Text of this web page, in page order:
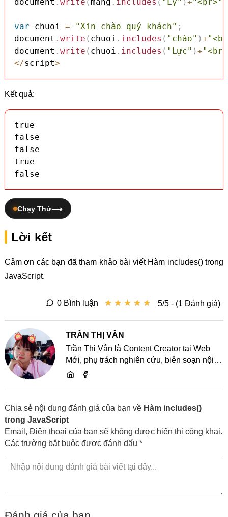
var chuoi = "Xin chào quý khách" ;
document . write ( chuoi . includes ( "chào" )+
document . write ( chuoi . includes ( "Lực" )+
</script>
Kết quả:
true
false
false
true
false
Chạy Thử
Lời kết
Cảm ơn các bạn đã tham khảo bài viết Hàm includes() trong
JavaScript.
★ ★ ★ ★ ★
★ ★ ★ ★ ★ 5/5 - (1 Đánh giá)
0 Bình luận
TRẦN THỊ VÂN
Trần Thị Vân là Content Creator tại Web
Mới, phụ trách nghiên cứu, biên soạn nội
dung và chia sẻ kiến thức về website, SEO,
Chia sẻ nội dung đánh giá của bạn về Hàm includes()
trong JavaScript
Email, Điện thoại của bạn sẽ không được hiển thị công khai.
Các trường bắt buộc được đánh dấu *